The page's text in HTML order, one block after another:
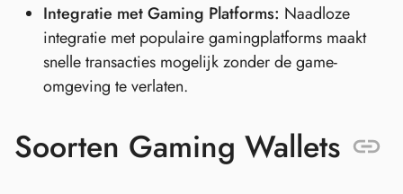
Integratie met Gaming Platforms: Naadloze
integratie met populaire gamingplatforms maakt
snelle transacties mogelijk zonder de game-
omgeving te verlaten.
Soorten Gaming Wallets